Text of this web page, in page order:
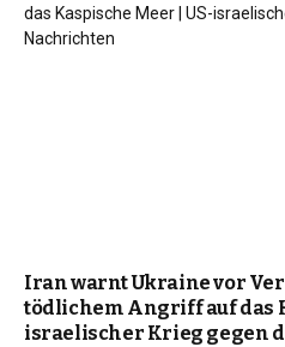
Iran warnt Ukraine vor
tödlichem Angriff auf das
israelischer Krieg gegen